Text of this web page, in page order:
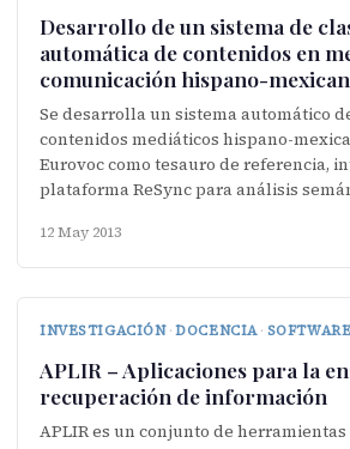
Desarrollo de un sistema de
automática de contenidos en
comunicación hispano-
Se desarrolla un sistema automático
contenidos mediáticos hispano-
Eurovoc como tesauro de referencia,
plataforma ReSync para análisis
12 May 2013
INVESTIGACIÓN · DOCENCIA· SOFTWARE
APLIR – Aplicaciones para la
recuperación de información
APLIR es un conjunto de